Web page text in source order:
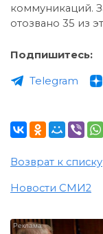
коммуникаций.
отозвано 35 из
Подпишитесь:
Telegram
Возврат к списку
Новости СМИ2